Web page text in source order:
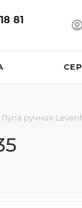
81
Лупа ручная